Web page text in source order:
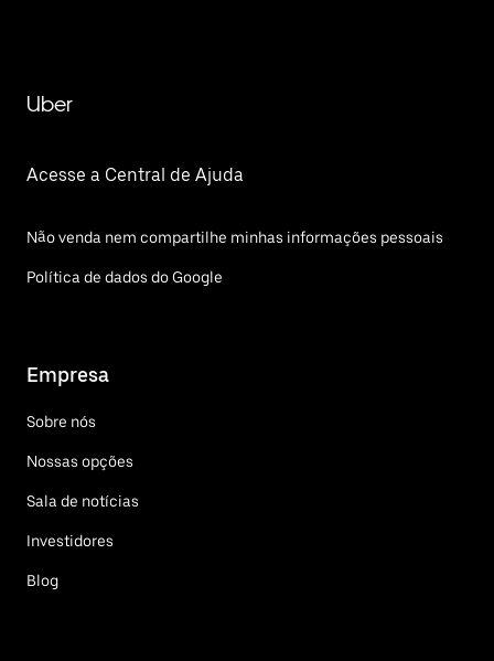
Uber
Acesse a Central de Ajuda
Não venda nem compartilhe minhas informações pessoais
Política de dados do Google
Empresa
Sobre nós
Nossas opções
Sala de notícias
Investidores
Blog